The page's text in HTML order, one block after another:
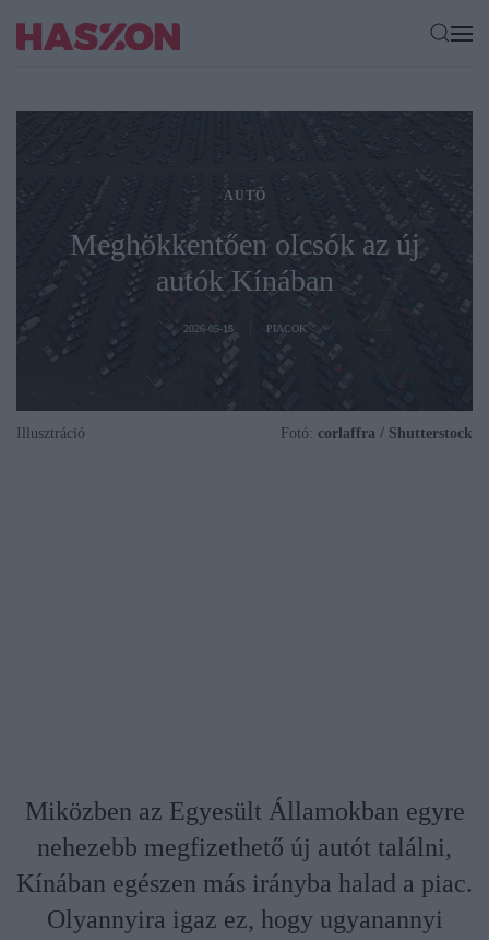
AUTÓ
Meghökkentően olcsók az új
autók Kínában
2026-05-15 PIACOK
Illusztráció Fotó: corlaffra / Shutterstock
Miközben az Egyesült Államokban egyre
nehezebb megfizethető új autót találni,
Kínában egészen más irányba halad a piac.
Olyannyira igaz ez, hogy ugyanannyi